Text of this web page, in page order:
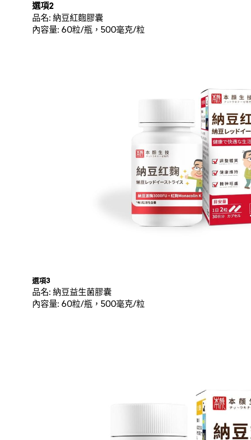
選項2
品名: 納豆紅麴膠囊
內容量: 60粒/瓶，500毫克/粒
選項3
品名: 納豆益生菌膠囊
內容量: 60粒/瓶，500毫克/粒